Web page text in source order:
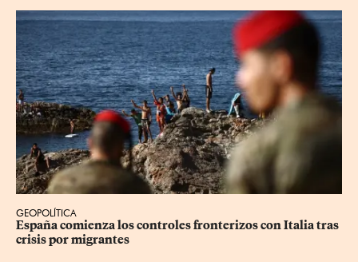
GEOPOLÍTICA
España comienza los controles fronterizos con Italia tras
crisis por migrantes